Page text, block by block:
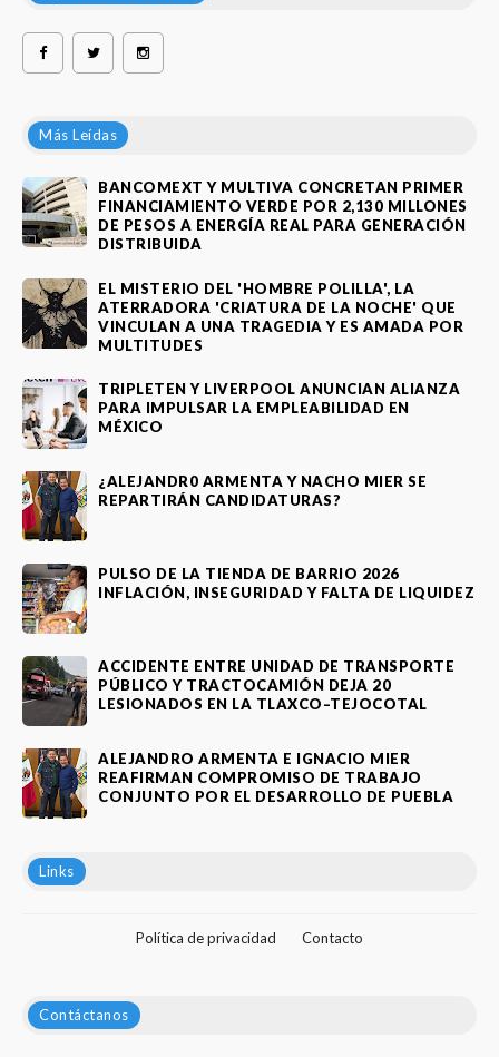
Más Leídas
BANCOMEXT Y MULTIVA CONCRETAN PRIMER
FINANCIAMIENTO VERDE POR 2,130 MILLONES
DE PESOS A ENERGÍA REAL PARA GENERACIÓN
DISTRIBUIDA
EL MISTERIO DEL 'HOMBRE POLILLA', LA
ATERRADORA 'CRIATURA DE LA NOCHE' QUE
VINCULAN A UNA TRAGEDIA Y ES AMADA POR
MULTITUDES
TRIPLETEN Y LIVERPOOL ANUNCIAN ALIANZA
PARA IMPULSAR LA EMPLEABILIDAD EN
MÉXICO
¿ALEJANDR0 ARMENTA Y NACHO MIER SE
REPARTIRÁN CANDIDATURAS?
PULSO DE LA TIENDA DE BARRIO 2026
INFLACIÓN, INSEGURIDAD Y FALTA DE LIQUIDEZ
ACCIDENTE ENTRE UNIDAD DE TRANSPORTE
PÚBLICO Y TRACTOCAMIÓN DEJA 20
LESIONADOS EN LA TLAXCO–TEJOCOTAL
ALEJANDRO ARMENTA E IGNACIO MIER
REAFIRMAN COMPROMISO DE TRABAJO
CONJUNTO POR EL DESARROLLO DE PUEBLA
Links
Política de privacidad Contacto
Contáctanos